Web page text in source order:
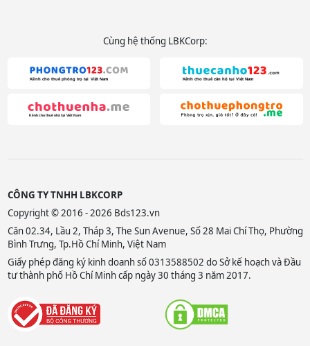
Cùng hệ thống LBKCorp:
CÔNG TY TNHH LBKCORP
Copyright © 2016 - 2026 Bds123.vn
Căn 02.34, Lầu 2, Tháp 3, The Sun Avenue, Số 28 Mai Chí Thọ, Phường
Bình Trưng, Tp.Hồ Chí Minh, Việt Nam
Giấy phép đăng ký kinh doanh số 0313588502 do Sở kế hoạch và Đầu
tư thành phố Hồ Chí Minh cấp ngày 30 tháng 3 năm 2017.